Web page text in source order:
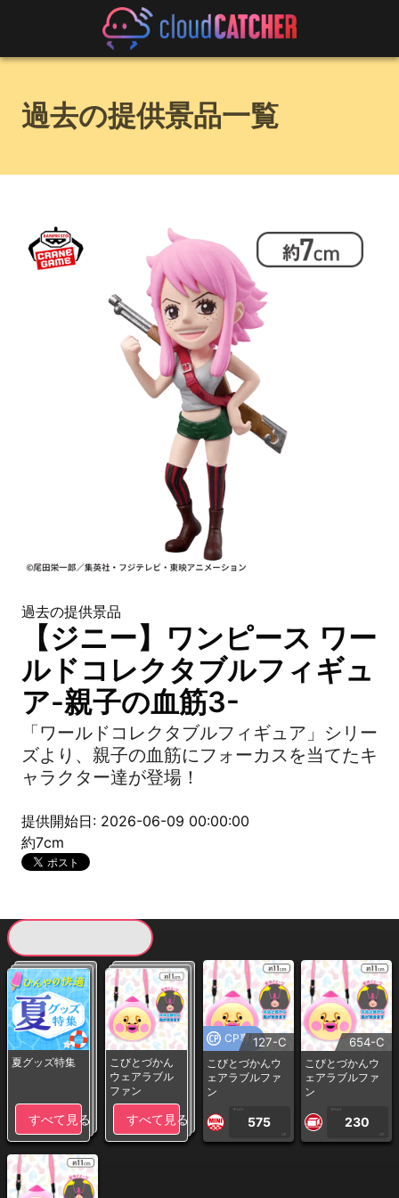
過去の提供景品一覧
過去の提供景品
【ジニー】ワンピース ワー
ルドコレクタブルフィギュ
ア-親子の血筋3-
「ワールドコレクタブルフィギュア」シリー
ズより、親子の血筋にフォーカスを当てたキ
ャラクター達が登場！
提供開始日: 2026-06-09 00:00:00
約7cm
夏グッズ特集
すべて見る
こびとづかん
ウェアラブル
ファン
すべて見る
CP専用127-C
こびとづかんウ
ェアラブルファ
ン
1PLAY
575
CP
654-C
こびとづかんウ
ェアラブルファ
ン
1PLAY
230
CP